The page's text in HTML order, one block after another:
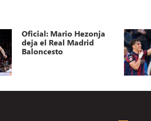
Oficial: Mario Hezonja
deja el Real Madrid
Baloncesto